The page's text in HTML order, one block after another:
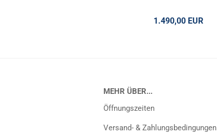
1.490,00 EUR
MEHR ÜBER...
Öffnungszeiten
Versand- & Zahlungsbedingungen